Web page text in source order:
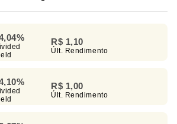
R$ 1,10
Últ. Rendimento
R$ 1,00
Últ. Rendimento